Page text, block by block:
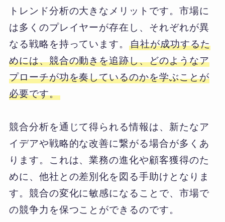
トレンド分析の大きなメリットです。市場に
は多くのプレイヤーが存在し、それぞれが異
なる戦略を持っています。自社が成功するた
めには、競合の動きを追跡し、どのようなア
プローチが功を奏しているのかを学ぶことが
必要です。
競合分析を通じて得られる情報は、新たなア
イデアや戦略的な改善に繋がる場合が多くあ
ります。これは、業務の進化や顧客獲得のた
めに、他社との差別化を図る手助けとなりま
す。競合の変化に敏感になることで、市場で
の競争力を保つことができるのです。